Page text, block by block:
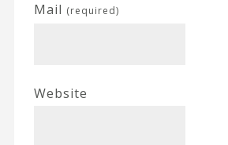
Mail (required)
Website